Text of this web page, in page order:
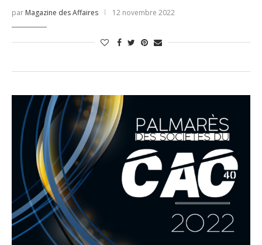
par Magazine des Affaires 12 novembre 2022